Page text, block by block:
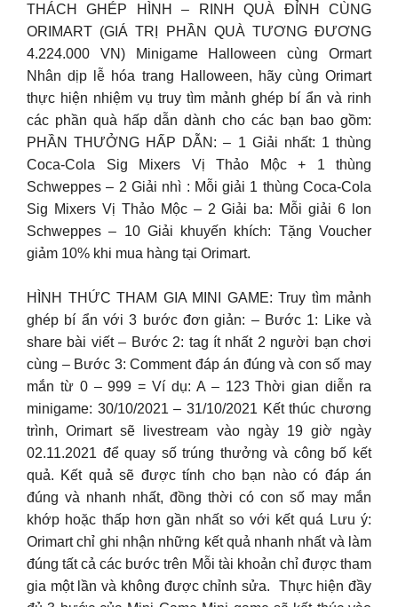
THÁCH GHÉP HÌNH – RINH QUÀ ĐỈNH CÙNG
ORIMART (GIÁ TRỊ PHẦN QUÀ TƯƠNG ĐƯƠNG
4.224.000 VN) Minigame Halloween cùng Ormart
Nhân dịp lễ hóa trang Halloween, hãy cùng Orimart
thực hiện nhiệm vụ truy tìm mảnh ghép bí ẩn và rinh
các phần quà hấp dẫn dành cho các bạn bao gồm:
PHẦN THƯỞNG HẤP DẪN: – 1 Giải nhất: 1 thùng
Coca-Cola Sig Mixers Vị Thảo Mộc + 1 thùng
Schweppes – 2 Giải nhì : Mỗi giải 1 thùng Coca-Cola
Sig Mixers Vị Thảo Mộc – 2 Giải ba: Mỗi giải 6 lon
Schweppes – 10 Giải khuyến khích: Tặng Voucher
giảm 10% khi mua hàng tại Orimart.
HÌNH THỨC THAM GIA MINI GAME: Truy tìm mảnh
ghép bí ẩn với 3 bước đơn giản: – Bước 1: Like và
share bài viết – Bước 2: tag ít nhất 2 người bạn chơi
cùng – Bước 3: Comment đáp án đúng và con số may
mắn từ 0 – 999 = Ví dụ: A – 123 Thời gian diễn ra
minigame: 30/10/2021 – 31/10/2021 Kết thúc chương
trình, Orimart sẽ livestream vào ngày 19 giờ ngày
02.11.2021 để quay số trúng thưởng và công bố kết
quả. Kết quả sẽ được tính cho bạn nào có đáp án
đúng và nhanh nhất, đồng thời có con số may mắn
khớp hoặc thấp hơn gần nhất so với kết quá Lưu ý:
Orimart chỉ ghi nhận những kết quả nhanh nhất và làm
đúng tất cả các bước trên Mỗi tài khoản chỉ được tham
gia một lần và không được chỉnh sửa.
Thực hiện đầy